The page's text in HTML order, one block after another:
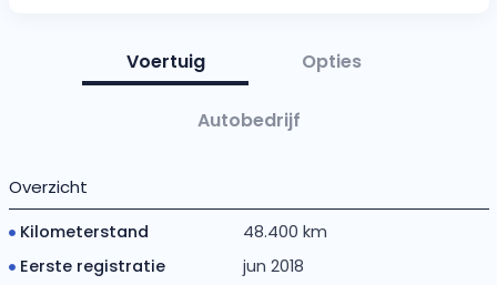
Voertuig Opties
Autobedrijf
Overzicht
Kilometerstand
48.400 km
Eerste registratie
jun 2018